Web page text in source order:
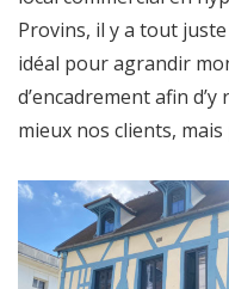
Provins, il y a tout
idéal pour agrandir
d’encadrement afin
mieux nos clients,